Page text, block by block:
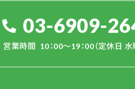
03-6909-
営業時間 10：00～19：00（定休日 水